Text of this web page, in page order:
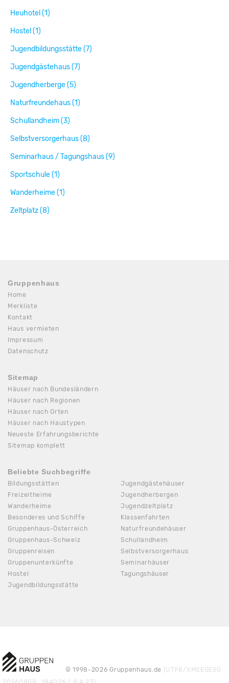
Heuhotel (1)
Hostel (1)
Jugendbildungsstätte (7)
Jugendgästehaus (7)
Jugendherberge (5)
Naturfreundehaus (1)
Schullandheim (3)
Selbstversorgerhaus (8)
Seminarhaus / Tagungshaus (9)
Sportschule (1)
Wanderheime (1)
Zeltplatz (8)
Gruppenhaus
Home
Merkliste
Kontakt
Haus vermieten
Impressum
Datenschutz
Sitemap
Häuser nach Bundesländern
Häuser nach Regionen
Häuser nach Orten
Häuser nach Haustypen
Neueste Erfahrungsberichte
Sitemap komplett
Beliebte Suchbegriffe
Bildungsstätten
Freizeitheime
Wanderheime
Besonderes und Schiffe
Gruppenhaus-Österreich
Gruppenhaus-Schweiz
Gruppenreisen
Gruppenunterkünfte
Hostel
Jugendbildungsstätte
Jugendgästehäuser
Jugendherbergen
Jugendzeltplatz
Klassenfahrten
Naturfreundehäuser
Schullandheim
Selbstversorgerhaus
Seminarhäuser
Tagungshäuser
© 1998-2026 Gruppenhaus.de
(UTF8/XMEEQE5G